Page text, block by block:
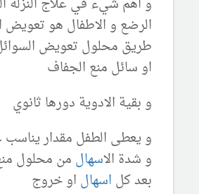
الرضع و الاطفال هو تعويض
طريق محلول تعويض
او سائل منع الجفاف
و بقية الادوية دورها ثانوي
و يعطى الطفل مقدار يناسب
و شدة الاسهال من محلول
بعد كل اسهال او خروج